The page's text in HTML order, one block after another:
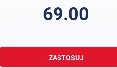
69.00
ZASTOSUJ